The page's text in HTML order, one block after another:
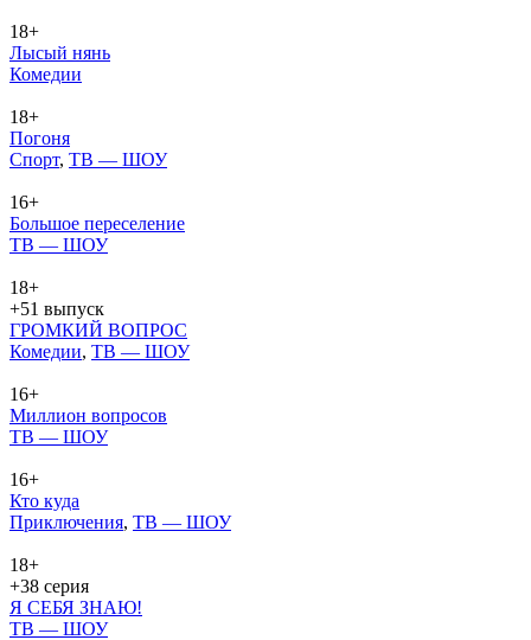
18+
Лысый нянь
Ко­ме­дии
18+
Погоня
Спорт, ТВ — ШОУ
16+
Большое переселение
ТВ — ШОУ
18+
+51 выпуск
ГРОМКИЙ ВОПРОС
Ко­ме­дии, ТВ — ШОУ
16+
Миллион вопросов
ТВ — ШОУ
16+
Кто куда
При­клю­че­ния, ТВ — ШОУ
18+
+38 серия
Я СЕБЯ ЗНАЮ!
ТВ — ШОУ